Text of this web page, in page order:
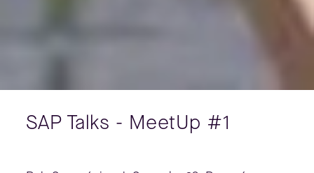
SAP Talks - MeetUp #1